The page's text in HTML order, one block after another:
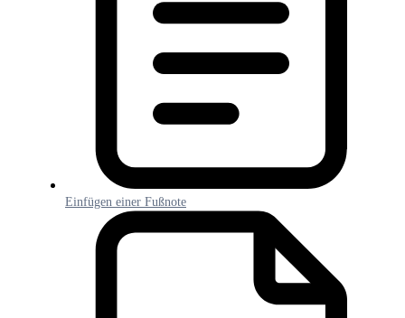
Einfügen einer Fußnote